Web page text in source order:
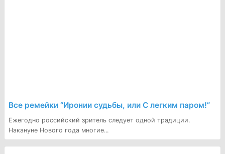
Все ремейки “Иронии судьбы, или С легким паром!”
Ежегодно российский зритель следует одной традиции.
Накануне Нового года многие...